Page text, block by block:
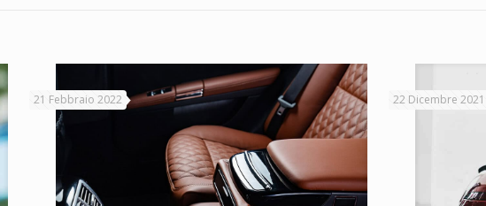
21 Febbraio 2022 22 Dicembre 2021